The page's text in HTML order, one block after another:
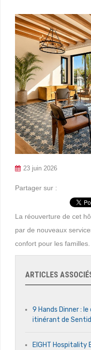
23 juin 2026
Partager sur :
La réouverture de cet
par de nouveaux
confort pour les familles.
ARTICLES
9 Hands Dinner :
itinérant de
EIGHT Hospitality